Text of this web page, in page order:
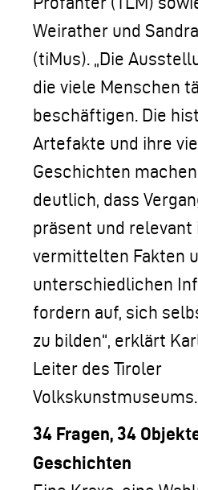
Weirather und
(tiMus). „Die
die viele Menschen
beschäftigen. Die
Artefakte und ihre
Geschichten
deutlich, dass
präsent und relevant
vermittelten Fakten
unterschiedlichen
fordern auf, sich
zu bilden“, erklärt
Leiter des Tiroler
Volkskunstmuseums.
34 Fragen, 34
Geschichten